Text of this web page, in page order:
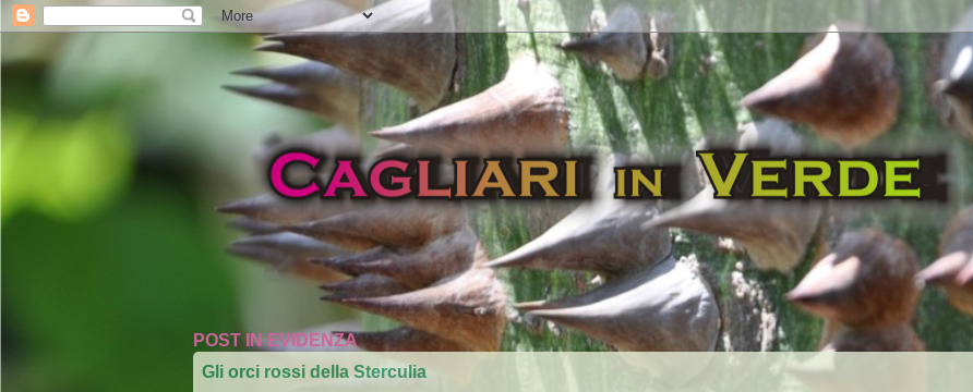
POST IN EVIDENZA
Gli orci rossi della Sterculia